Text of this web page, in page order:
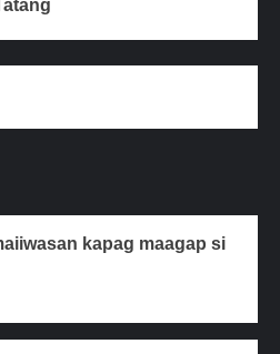
kapag maagap si